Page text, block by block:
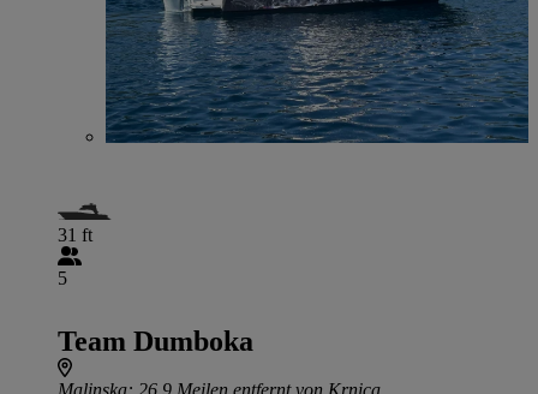
31 ft
5
Team Dumboka
Malinska: 26.9 Meilen entfernt von Krnica